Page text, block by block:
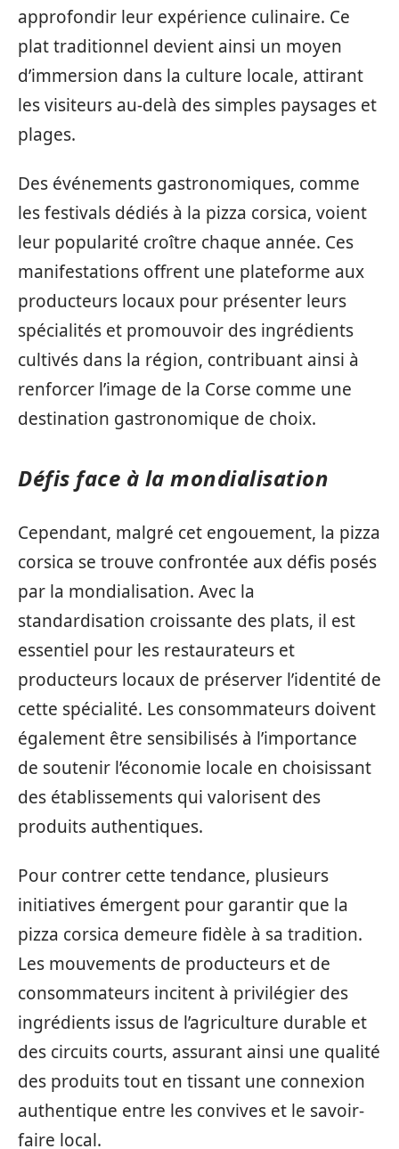
approfondir leur expérience culinaire. Ce
plat traditionnel devient ainsi un moyen
d’immersion dans la culture locale, attirant
les visiteurs au-delà des simples paysages et
plages.
Des événements gastronomiques, comme
les festivals dédiés à la pizza corsica, voient
leur popularité croître chaque année. Ces
manifestations offrent une plateforme aux
producteurs locaux pour présenter leurs
spécialités et promouvoir des ingrédients
cultivés dans la région, contribuant ainsi à
renforcer l’image de la Corse comme une
destination gastronomique de choix.
Défis face à la mondialisation
Cependant, malgré cet engouement, la pizza
corsica se trouve confrontée aux défis posés
par la mondialisation. Avec la
standardisation croissante des plats, il est
essentiel pour les restaurateurs et
producteurs locaux de préserver l’identité de
cette spécialité. Les consommateurs doivent
également être sensibilisés à l’importance
de soutenir l’économie locale en choisissant
des établissements qui valorisent des
produits authentiques.
Pour contrer cette tendance, plusieurs
initiatives émergent pour garantir que la
pizza corsica demeure fidèle à sa tradition.
Les mouvements de producteurs et de
consommateurs incitent à privilégier des
ingrédients issus de l’agriculture durable et
des circuits courts, assurant ainsi une qualité
des produits tout en tissant une connexion
authentique entre les convives et le savoir-
faire local.